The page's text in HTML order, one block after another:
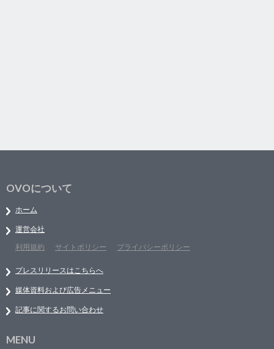
OVOについて
ホーム
運営会社
利用規約
サイトポリシー プライバシーポリシー
プレスリリースはこちらへ
媒体資料および広告メニュー
記事に関するお問い合わせ
MENU